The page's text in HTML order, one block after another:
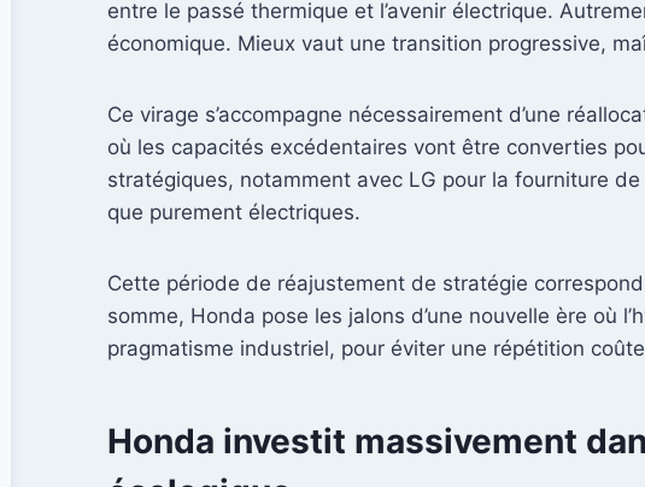
entre le passé thermique et l’avenir électrique.
économique. Mieux vaut une transition progressive,
Ce virage s’accompagne nécessairement d’une
où les capacités excédentaires vont être converties
stratégiques, notamment avec LG pour la fourniture
que purement électriques.
Cette période de réajustement de stratégie
somme, Honda pose les jalons d’une nouvelle ère où
pragmatisme industriel, pour éviter une répétition
Honda investit massivement